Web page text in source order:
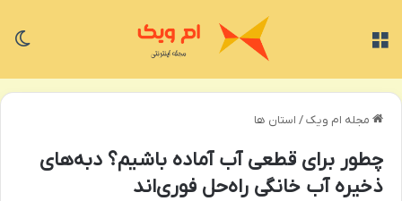
مجله ام ویک/ استان ها
چطور برای قطعی آب آماده باشیم؟ دبه‌های
ذخیره آب خانگی راه‌حل فوری‌اند